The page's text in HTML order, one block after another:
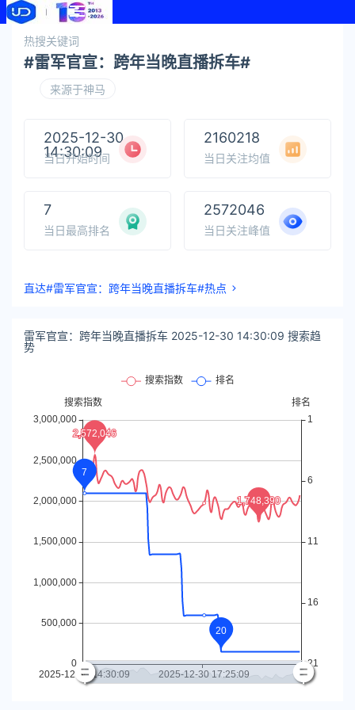
热搜关键词
#雷军官宣：跨年当晚直播拆车#
来源于神马
2025-12-30
14:30:09
当日开始时间
2160218
当日关注均值
7
当日最高排名
2572046
当日关注峰值
直达#雷军官宣：跨年当晚直播拆车#热点
雷军官宣：跨年当晚直播拆车 2025-12-30 14:30:09 搜索趋
势